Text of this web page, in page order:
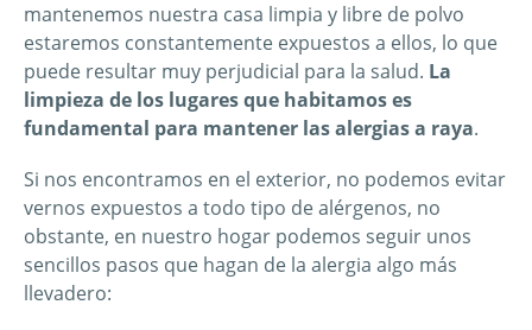
mantenemos nuestra casa limpia y libre de polvo
estaremos constantemente expuestos a ellos, lo que
puede resultar muy perjudicial para la salud. La
limpieza de los lugares que habitamos es
fundamental para mantener las alergias a raya.
Si nos encontramos en el exterior, no podemos evitar
vernos expuestos a todo tipo de alérgenos, no
obstante, en nuestro hogar podemos seguir unos
sencillos pasos que hagan de la alergia algo más
llevadero: